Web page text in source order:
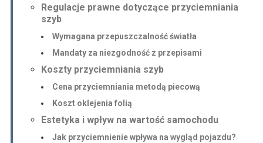
Regulacje prawne dotyczące przyciemniania
szyb
Wymagana przepuszczalność światła
Mandaty za niezgodność z przepisami
Koszty przyciemniania szyb
Cena przyciemniania metodą piecową
Koszt oklejenia folią
Estetyka i wpływ na wartość samochodu
Jak przyciemnienie wpływa na wygląd pojazdu?